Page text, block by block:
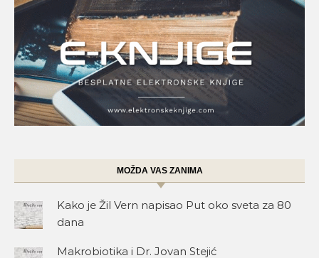
MOŽDA VAS ZANIMA
Kako je Žil Vern napisao Put oko sveta za 80
dana
Makrobiotika i Dr. Jovan Stejić